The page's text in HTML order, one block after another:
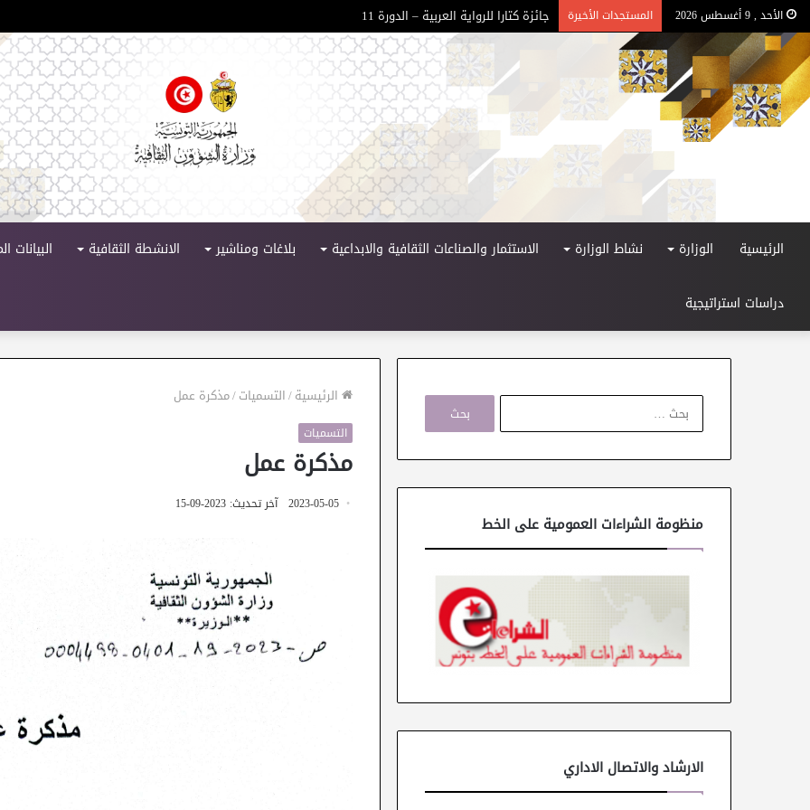
الأحد , 9 أغسطس 2026 المستجدات الأخيرة جائزة كتارا للرواية العربية – الدورة 11
الرئيسية الوزارة نشاط الوزارة الاستثمار والصناعات الثقافية والابداعية بلاغات ومناشير الانشطة الثقافية البيانات
دراسات استراتيجية
الرئيسية/التسميات/مذكرة عمل
التسميات
مذكرة عمل
2023-05-05 آخر تحديث: 2023-09-15
ا
ح
ن
منظومة الشراءات العمومية على الخط
الارشاد والاتصال الاداري